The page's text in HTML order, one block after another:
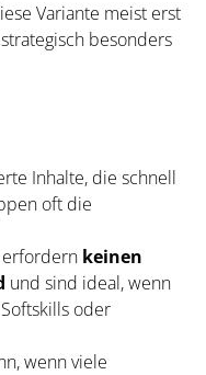
Variante meist erst
besonders
Inhalte, die schnell
oft die
erfordern keinen
und sind ideal, wenn
oder
wenn viele